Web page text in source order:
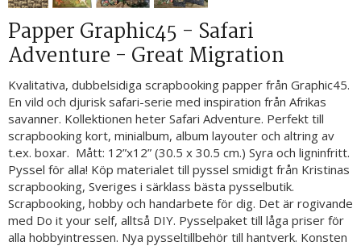
Papper Graphic45 - Safari
Adventure - Great Migration
Kvalitativa, dubbelsidiga scrapbooking papper från Graphic45.
En vild och djurisk safari-serie med inspiration från Afrikas
savanner. Kollektionen heter Safari Adventure. Perfekt till
scrapbooking kort, minialbum, album layouter och altring av
t.ex. boxar. Mått: 12”x12” (30.5 x 30.5 cm.) Syra och ligninfritt.
Pyssel för alla! Köp materialet till pyssel smidigt från Kristinas
scrapbooking, Sveriges i särklass bästa pysselbutik.
Scrapbooking, hobby och handarbete för dig. Det är rogivande
med Do it your self, alltså DIY. Pysselpaket till låga priser för
alla hobbyintressen. Nya pysseltillbehör till hantverk. Konsten